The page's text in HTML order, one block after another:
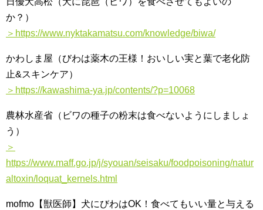
か？）
＞https://www.nyktakamatsu.com/knowledge/biwa/
かわしま屋（びわは薬木の王様！おいしい実と葉で老化防
止&スキンケア）
＞https://kawashima-ya.jp/contents/?p=10068
農林水産省（ビワの種子の粉末は食べないようにしましょ
う）
＞
https://www.maff.go.jp/j/syouan/seisaku/foodpoisoning/natur
altoxin/loquat_kernels.html
mofmo【獣医師】犬にびわはOK！食べてもいい量と与える